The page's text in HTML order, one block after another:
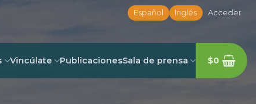
Español Inglés Acceder
Vincúlate PublicacionesSala de prensa $0